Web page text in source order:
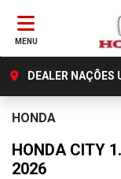
MENU
DEALER NAÇÕES
HONDA
HONDA CITY
2026